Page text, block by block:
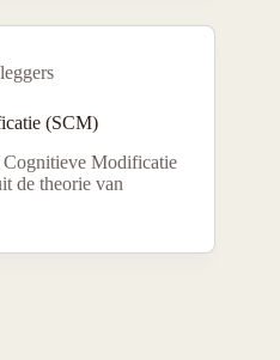
(SCM)
Cognitieve Modificatie
de theorie van